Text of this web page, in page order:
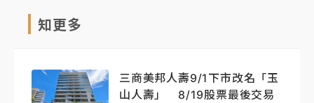
知更多
三商美邦人壽9/1下市改名「玉
山人壽」 8/19股票最後交易